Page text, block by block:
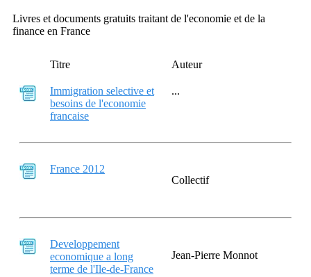
Livres et documents gratuits traitant de l'economie et de la
finance en France
Titre Auteur
Immigration selective et
besoins de l'economie
francaise
...
France 2012
Collectif
Developpement
economique a long
terme de l'Ile-de-France
Jean-Pierre Monnot